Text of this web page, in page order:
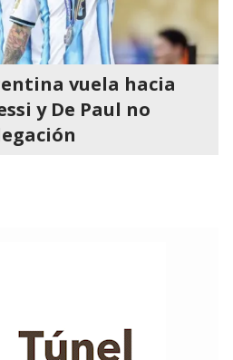
vuela hacia
y De Paul no